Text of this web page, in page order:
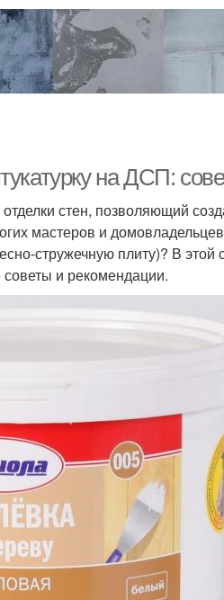
на ДСП:
стен, позволяющий
мастеров и
стружечную плиту)? В этой
и рекомендации.